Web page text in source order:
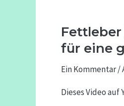
für eine
Ein Kommentar/
Dieses Video
Fettleber
heilen?
ultimative